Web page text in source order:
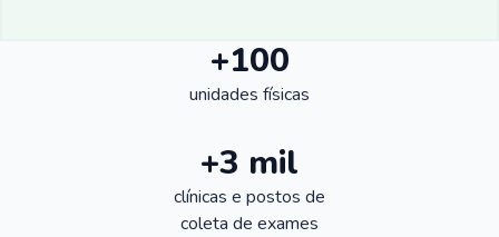
+100
unidades físicas
+3 mil
clínicas e postos de
coleta de exames